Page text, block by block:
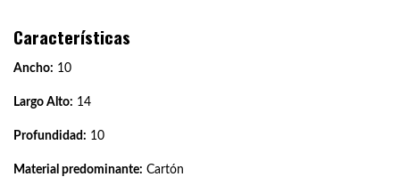
Características
Ancho: 10
Largo Alto: 14
Profundidad: 10
Material predominante: Cartón